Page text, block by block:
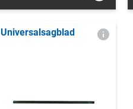
Universalsagblad